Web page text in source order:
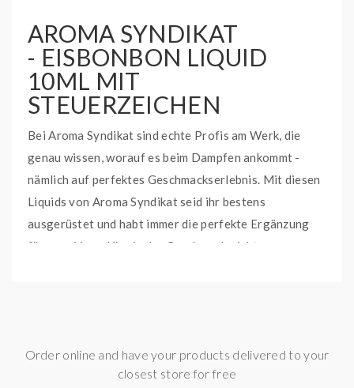
AROMA SYNDIKAT
- EISBONBON LIQUID
10ML MIT
STEUERZEICHEN
Bei Aroma Syndikat sind echte Profis am Werk, die
genau wissen, worauf es beim Dampfen ankommt -
nämlich auf perfektes Geschmackserlebnis. Mit diesen
Liquids von Aroma Syndikat seid ihr bestens
ausgerüstet und habt immer die perfekte Ergänzung
für eure Vape. Hier in der Geschmacksrichtung:
1x AROMA SYNDIKAT - Eisbonbon Liquid 10ml mit
Steuerzeichen (in der gewählten Nikotinstärke)
Order online and have your products delivered to your
closest store for free